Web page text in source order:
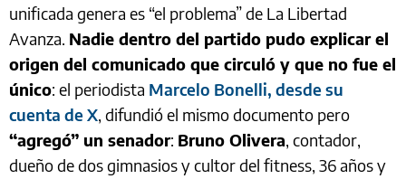
unificada genera es “el problema” de La Libertad
Avanza. Nadie dentro del partido pudo explicar el
origen del comunicado que circuló y que no fue el
único: el periodista Marcelo Bonelli, desde su
cuenta de X, difundió el mismo documento pero
“agregó” un senador: Bruno Olivera, contador,
dueño de dos gimnasios y cultor del fitness, 36 años y